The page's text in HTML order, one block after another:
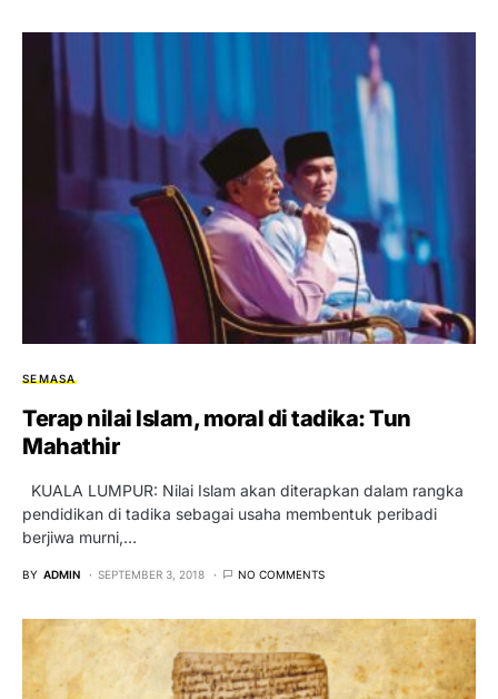
SEMASA
Terap nilai Islam, moral di tadika: Tun
Mahathir
KUALA LUMPUR: Nilai Islam akan diterapkan dalam rangka
pendidikan di tadika sebagai usaha membentuk peribadi
berjiwa murni,…
BY ADMIN SEPTEMBER 3, 2018 NO COMMENTS